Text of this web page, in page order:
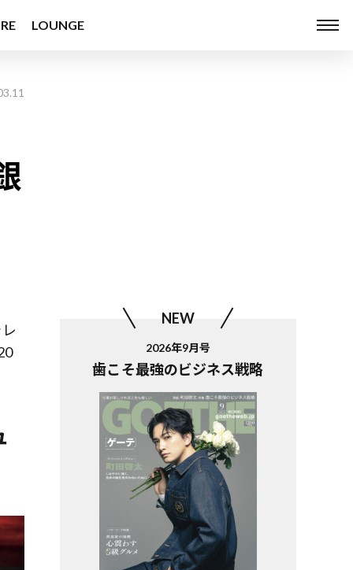
LOUNGE
NEW
2026年9月号
歯こそ最強のビジネス戦略